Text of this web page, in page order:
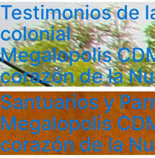
Testimonios de
colonial
Megalopolis
corazón de la
Santuarios y
Megalopolis
corazón de la